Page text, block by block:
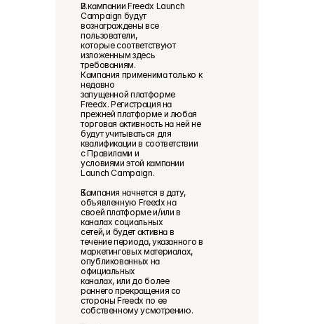
В кампании Freedx Launch
Campaign будут
вознаграждены все
пользователи,
которые соответствуют
изложенным здесь
требованиям.
Кампания применима только к
недавно
запущенной платформе
Freedx. Регистрация на
прежней платформе и любая
торговая активность на ней не
будут учитываться для
квалификации в соответствии
с Правилами и
условиями этой кампании
Launch Campaign.
Кампания начнется в дату,
объявленную Freedx на
своей платформе и/или в
каналах социальных
сетей, и будет активна в
течение периода, указанного в
маркетинговых материалах,
опубликованных на
официальных
каналах, или до более
раннего прекращения со
стороны Freedx по ее
собственному усмотрению.